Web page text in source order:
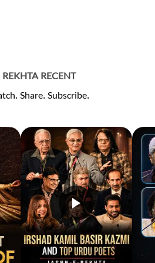
REKHTA RECENT
Share. Subscribe.